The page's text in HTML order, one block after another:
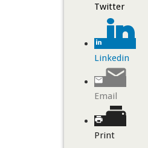
Twitter
Linkedin
Email
Print